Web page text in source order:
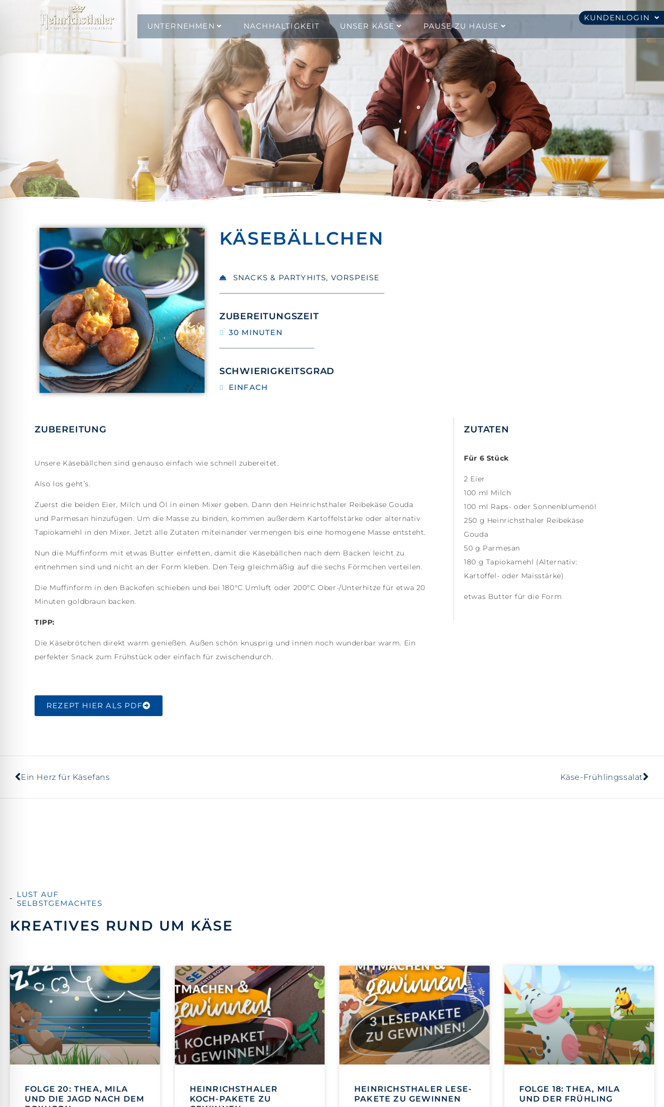
KUNDENLOGIN
UNTERNEHMEN
NACHHALTIGKEIT UNSER KÄSE PAUSE ZU HAUSE
KÄSEBÄLLCHEN
SNACKS & PARTYHITS, VORSPEISE
ZUBEREITUNGSZEIT
30 MINUTEN
SCHWIERIGKEITSGRAD
EINFACH
ZUBEREITUNG
Unsere Käsebällchen sind genauso einfach wie schnell zubereitet.
Also los geht’s.
Zuerst die beiden Eier, Milch und Öl in einen Mixer geben. Dann den Heinrichsthaler Reibekäse Gouda
und Parmesan hinzufügen. Um die Masse zu binden, kommen außerdem Kartoffelstärke oder alternativ
Tapiokamehl in den Mixer. Jetzt alle Zutaten miteinander vermengen bis eine homogene Masse entsteht.
Nun die Muffinform mit etwas Butter einfetten, damit die Käsebällchen nach dem Backen leicht zu
entnehmen sind und nicht an der Form kleben. Den Teig gleichmäßig auf die sechs Förmchen verteilen.
Die Muffinform in den Backofen schieben und bei 180°C Umluft oder 200°C Ober-/Unterhitze für etwa 20
Minuten goldbraun backen.
TIPP:
Die Käsebrötchen direkt warm genießen. Außen schön knusprig und innen noch wunderbar warm. Ein
perfekter Snack zum Frühstück oder einfach für zwischendurch.
REZEPT HIER ALS PDF
ZUTATEN
Für 6 Stück
2 Eier
100 ml Milch
100 ml Raps- oder Sonnenblumenöl
250 g Heinrichsthaler Reibekäse
Gouda
50 g Parmesan
180 g Tapiokamehl (Alternativ:
Kartoffel- oder Maisstärke)
etwas Butter für die Form
Ein Herz für Käsefans Käse-Frühlingssalat
LUST AUF
SELBSTGEMACHTES
KREATIVES RUND UM KÄSE
FOLGE 20: THEA, MILA
UND DIE JAGD NACH DEM
HEINRICHSTHALER
KOCH-PAKETE ZU
HEINRICHSTHALER LESE-
PAKETE ZU GEWINNEN
FOLGE 18: THEA, MILA
UND DER FRÜHLING